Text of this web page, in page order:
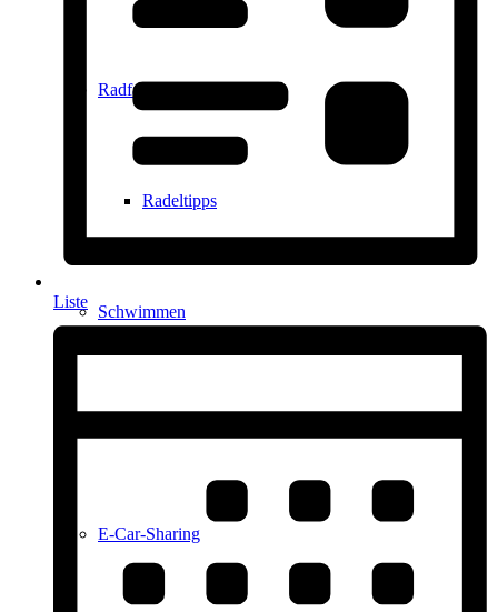
Radfahren
Radeltipps
Schwimmen
E-Car-Sharing
Liste